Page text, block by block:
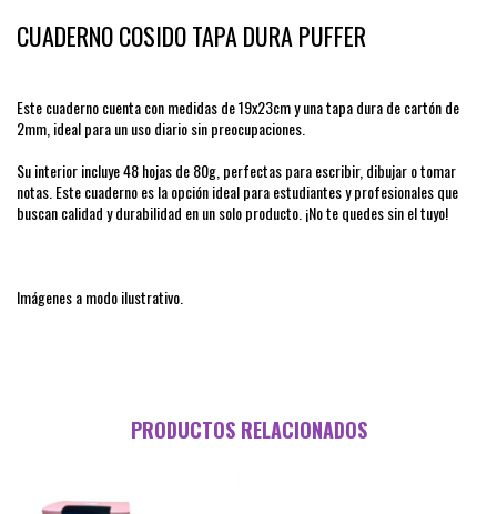
CUADERNO COSIDO TAPA DURA PUFFER
Este cuaderno cuenta con medidas de 19x23cm y una tapa dura de cartón de
2mm, ideal para un uso diario sin preocupaciones.
Su interior incluye 48 hojas de 80g, perfectas para escribir, dibujar o tomar
notas. Este cuaderno es la opción ideal para estudiantes y profesionales que
buscan calidad y durabilidad en un solo producto. ¡No te quedes sin el tuyo!
Imágenes a modo ilustrativo.
PRODUCTOS RELACIONADOS